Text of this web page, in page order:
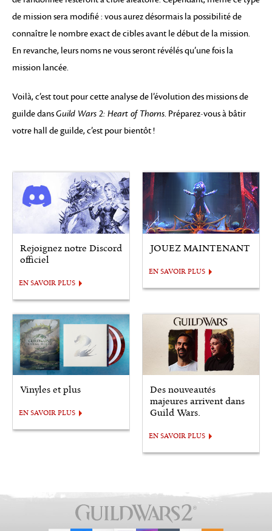
de mission sera modifié : vous aurez désormais la possibilité de
connaître le nombre exact de cibles avant le début de la mission.
En revanche, leurs noms ne vous seront révélés qu’une fois la
mission lancée.
Voilà, c’est tout pour cette analyse de l’évolution des missions de
guilde dansGuild Wars 2: Heart of Thorns. Préparez-vous à bâtir
votre hall de guilde, c’est pour bientôt !
Rejoignez notre Discord
officiel
EN SAVOIR PLUS
JOUEZ MAINTENANT
EN SAVOIR PLUS
Vinyles et plus
EN SAVOIR PLUS
Des nouveautés
majeures arrivent dans
Guild Wars.
EN SAVOIR PLUS